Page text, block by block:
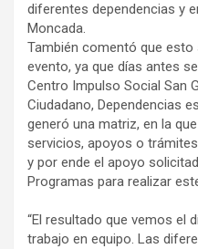
diferentes dependencias y
Moncada.
También comentó que esto
evento, ya que días antes
Centro Impulso Social San
Ciudadano, Dependencias
generó una matriz, en la
servicios, apoyos o
y por ende el apoyo
Programas para realizar
“El resultado que vemos el
trabajo en equipo. Las